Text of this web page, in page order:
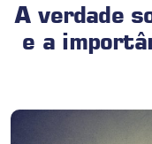
A verdade
e a